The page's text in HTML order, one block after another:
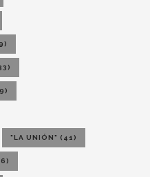
"LA UNIÓN" (41)